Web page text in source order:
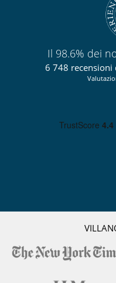
Il 98.6% dei
6 748 recensioni